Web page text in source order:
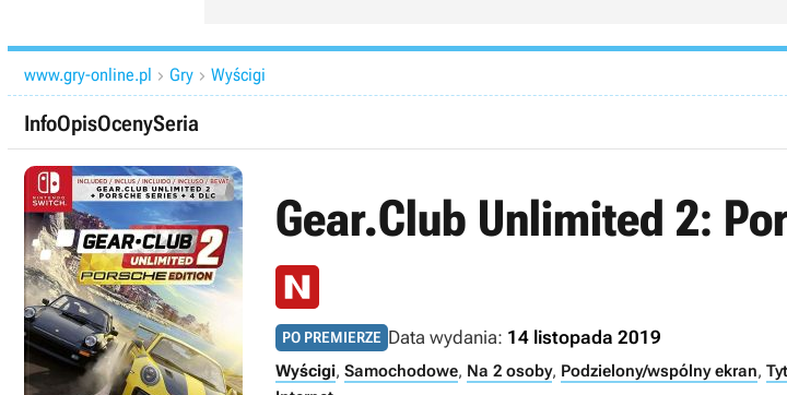
www.gry-online.pl  Gry  Wyścigi
InfoOpisOcenySeria
Gear.Club Unlimited 2:
PO PREMIERZE Data wydania: 14 listopada 2019
Wyścigi, Samochodowe, Na 2 osoby, Podzielony/wspólny ekran,